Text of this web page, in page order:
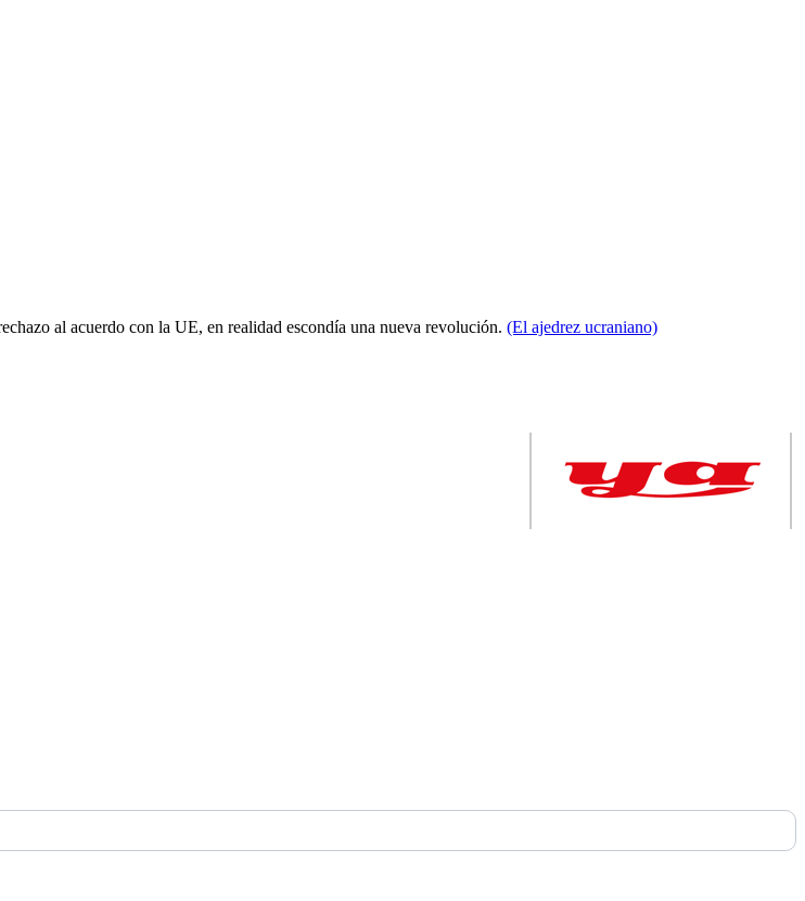
al acuerdo con la UE, en realidad escondía una nueva revolución. (El ajedrez ucraniano)